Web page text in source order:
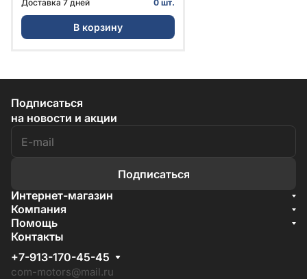
Доставка 7 дней
0 шт.
В корзину
Подписаться
на новости и акции
Подписаться
Интернет-магазин
Акции
Бренды
Компания
О компании
Документы
Условия поставки
Отзывы
Помощь
Условия доставки
Способы оплаты
Гарантия на товар
Контакты
+7-913-170-45-45
com-motors@mail.ru